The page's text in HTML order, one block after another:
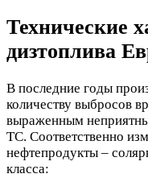
Технические
дизтоплива
В последние годы
количеству выбросов
выраженным
ТС. Соответственно
нефтепродукты –
класса: